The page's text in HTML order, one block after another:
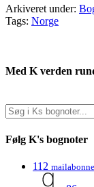
Arkiveret under:
Tags: Norge
Med K verden
Følg K's bognoter
112